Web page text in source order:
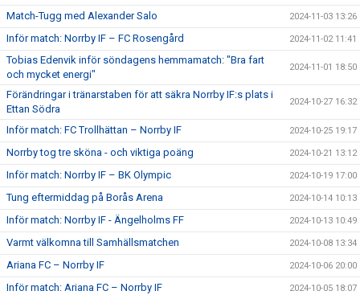
Match-Tugg med Alexander Salo 2024-11-03 13:26
Inför match: Norrby IF – FC Rosengård 2024-11-02 11:41
Tobias Edenvik inför söndagens hemmamatch: "Bra fart
och mycket energi"
2024-11-01 18:50
Förändringar i tränarstaben för att säkra Norrby IF:s plats i
Ettan Södra
2024-10-27 16:32
Inför match: FC Trollhättan – Norrby IF 2024-10-25 19:17
Norrby tog tre sköna - och viktiga poäng 2024-10-21 13:12
Inför match: Norrby IF – BK Olympic 2024-10-19 17:00
Tung eftermiddag på Borås Arena 2024-10-14 10:13
Inför match: Norrby IF - Ängelholms FF 2024-10-13 10:49
Varmt välkomna till Samhällsmatchen 2024-10-08 13:34
Ariana FC – Norrby IF 2024-10-06 20:00
Inför match: Ariana FC – Norrby IF 2024-10-05 18:07